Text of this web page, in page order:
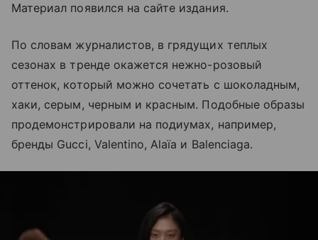
Материал появился на сайте издания.
По словам журналистов, в грядущих теплых
сезонах в тренде окажется нежно-розовый
оттенок, который можно сочетать с шоколадным,
хаки, серым, черным и красным. Подобные образы
продемонстрировали на подиумах, например,
бренды Gucci, Valentino, Alaïa и Balenciaga.